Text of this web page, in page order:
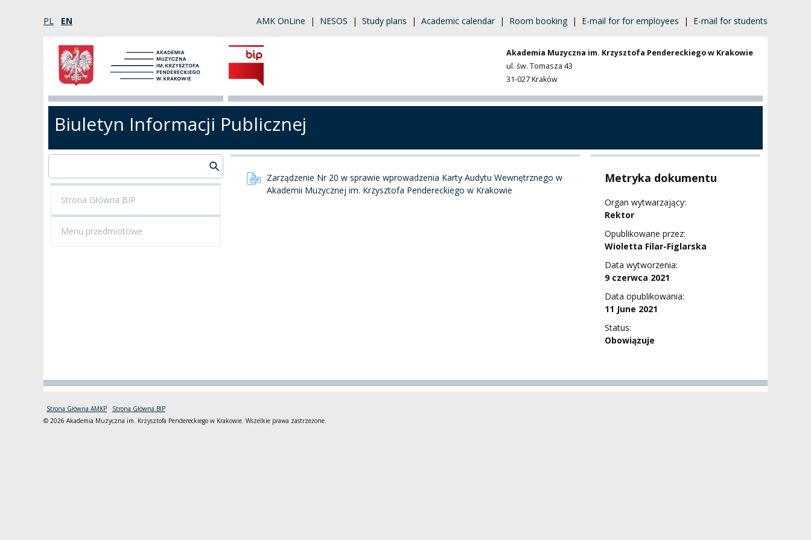
PL EN AMK OnLine | NESOS | Study plans | Academic calendar | Room booking | E-mail for for employees | E-mail for students
Akademia Muzyczna im. Krzysztofa Pendereckiego w Krakowie
ul. św. Tomasza 43
31-027 Kraków
Biuletyn Informacji Publicznej
Strona Główna BIP
Menu przedmiotowe
Metryka dokumentu
Organ wytwarzający:
Rektor
Opublikowane przez:
Wioletta Filar-Figlarska
Data wytworzenia:
9 czerwca 2021
Data opublikowania:
11 June 2021
Status:
Obowiązuje
Zarządzenie Nr 20 w sprawie wprowadzenia Karty Audytu Wewnętrznego w
Akademii Muzycznej im. Krzysztofa Pendereckiego w Krakowie
Strona Główna AMKP
Strona Główna BIP
© 2026 Akademia Muzyczna im. Krzysztofa Pendereckiego w Krakowie. Wszelkie prawa zastrzeżone.